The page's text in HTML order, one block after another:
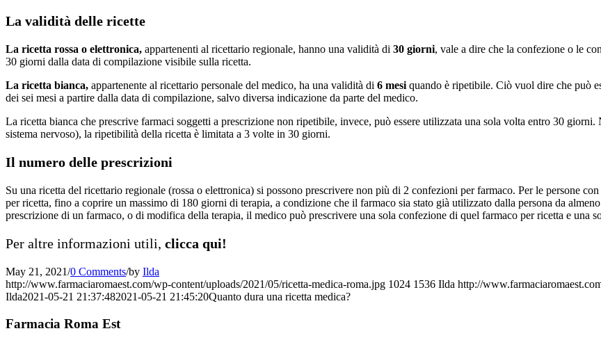
La validità delle ricette
La ricetta rossa o elettronica, appartenenti al ricettario regionale, hanno una validità di 30 giorni, vale a dire che la confezione o le
30 giorni dalla data di compilazione visibile sulla ricetta.
La ricetta bianca, appartenente al ricettario personale del medico, ha una validità di 6 mesi quando è ripetibile. Ciò vuol dire che può
dei sei mesi a partire dalla data di compilazione, salvo diversa indicazione da parte del medico.
La ricetta bianca che prescrive farmaci soggetti a prescrizione non ripetibile, invece, può essere utilizzata una sola volta entro 30
sistema nervoso), la ripetibilità della ricetta è limitata a 3 volte in 30 giorni.
Il numero delle prescrizioni
Su una ricetta del ricettario regionale (rossa o elettronica) si possono prescrivere non più di 2 confezioni per farmaco. Per le persone
per ricetta, fino a coprire un massimo di 180 giorni di terapia, a condizione che il farmaco sia stato già utilizzato dalla persona da
prescrizione di un farmaco, o di modifica della terapia, il medico può prescrivere una sola confezione di quel farmaco per ricetta e una
Per altre informazioni utili, clicca qui!
May 21, 2021/0 Comments/by Ilda
http://www.farmaciaromaest.com/wp-content/uploads/2021/05/ricetta-medica-roma.jpg 1024 1536 Ilda http://
Ilda2021-05-21 21:37:482021-05-21 21:45:20Quanto dura una ricetta medica?
Farmacia Roma Est